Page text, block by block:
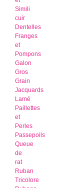
Simili
cuir
Dentelles
Franges
et
Pompons
Galon
Gros
Grain
Jacquards
Lamé
Paillettes
et
Perles
Passepoils
Queue
de
rat
Ruban
Tricolore